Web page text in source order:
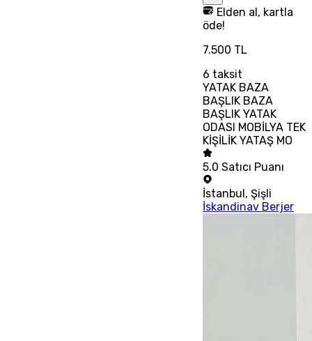
Elden al, kartla
öde!
7.500 TL
6 taksit
YATAK BAZA
BAŞLIK BAZA
BAŞLIK YATAK
ODASI MOBİLYA TEK
KİŞİLİK YATAŞ MO
5.0 Satıcı Puanı
İstanbul ,Şişli
İskandinav Berjer